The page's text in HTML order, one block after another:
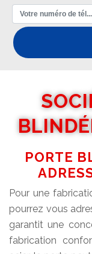
PORTE
Pour une
pourrez vous
garantit une
fabrication